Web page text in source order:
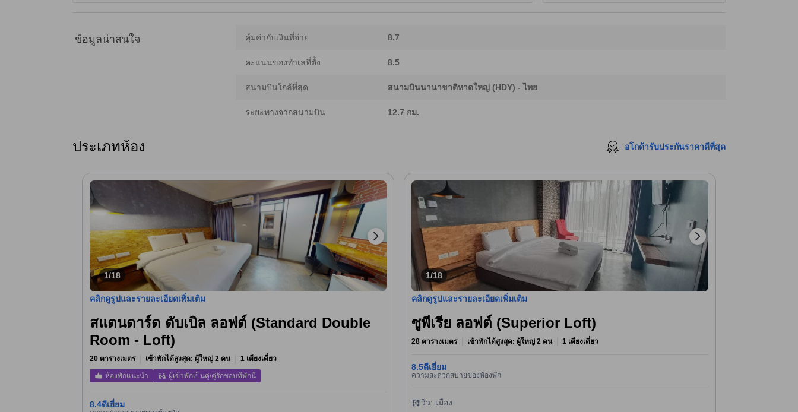
ข้อมูลน่าสนใจ คุ้มค่ากับเงินที่จ่าย 8.7
คะแนนของทำเลที่ตั้ง 8.5
สนามบินใกล้ที่สุด สนามบินนานาชาติหาดใหญ่ (HDY) - ไทย
ระยะทางจากสนามบิน 12.7 กม.
ประเภทห้อง อโกด้ารับประกันราคาดีที่สุด
1/18
คลิกดูรูปและรายละเอียดเพิ่มเติม
สแตนดาร์ด ดับเบิล ลอฟต์ (Standard Double
Room - Loft)
20 ตารางเมตร เข้าพักได้สูงสุด: ผู้ใหญ่ 2 คน 1 เตียงเดี่ยว
ห้องพักแนะนำ ผู้เข้าพักเป็นคู่/คู่รักชอบที่พักนี้
8.4ดีเยี่ยม
1/18
คลิกดูรูปและรายละเอียดเพิ่มเติม
ซูพีเรีย ลอฟต์ (Superior Loft)
28 ตารางเมตร เข้าพักได้สูงสุด: ผู้ใหญ่ 2 คน 1 เตียงเดี่ยว
8.5ดีเยี่ยม
ความสะดวกสบายของห้องพัก
วิว: เมือง